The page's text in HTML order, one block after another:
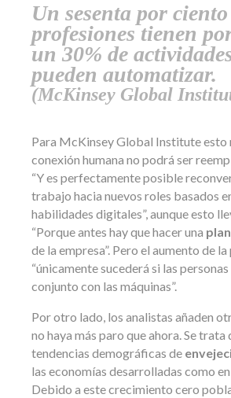
Un sesenta por
profesiones tienen
un 30% de
pueden automatizar.
(McKinsey Global
Para McKinsey Global Institute esto
conexión humana no podrá ser
“Y es perfectamente posible
trabajo hacia nuevos roles basados
habilidades digitales”, aunque esto
“Porque antes hay que hacer una
de la empresa”. Pero el aumento de
“únicamente sucederá si las
conjunto con las máquinas”.
Por otro lado, los analistas añaden
no haya más paro que ahora. Se trata
tendencias demográficas de
las economías desarrolladas como
Debido a este crecimiento cero